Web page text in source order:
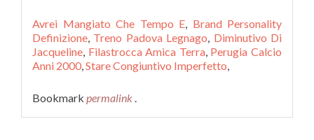
Avrei Mangiato Che Tempo E, Brand Personality
Definizione, Treno Padova Legnago, Diminutivo Di
Jacqueline, Filastrocca Amica Terra, Perugia Calcio
Anni 2000,Stare Congiuntivo Imperfetto,
Bookmark permalink .